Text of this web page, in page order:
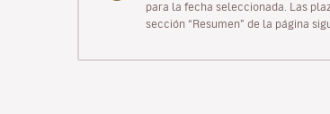
para la fecha seleccionada. Las
sección “Resumen” de la página